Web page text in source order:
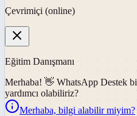
Çevrimiçi (online)
Eğitim Danışmanı
Merhaba! 👋 WhatsApp Destek
yardımcı olabiliriz?
Merhaba, bilgi alabilir miyim?